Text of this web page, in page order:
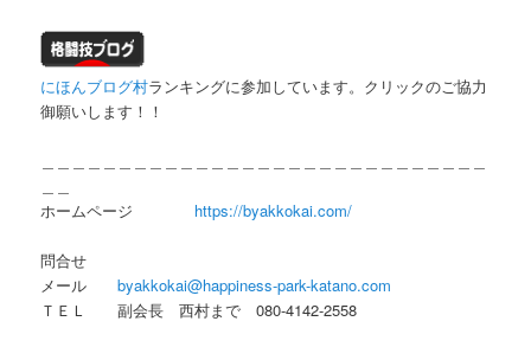
にほんブログ村ランキングに参加しています。クリックのご協力
御願いします！！
ホームページ https://byakkokai.com/
問合せ
メールbyakkokai@happiness-park-katano.com
ＴＥＬ 副会長 西村まで 080-4142-2558